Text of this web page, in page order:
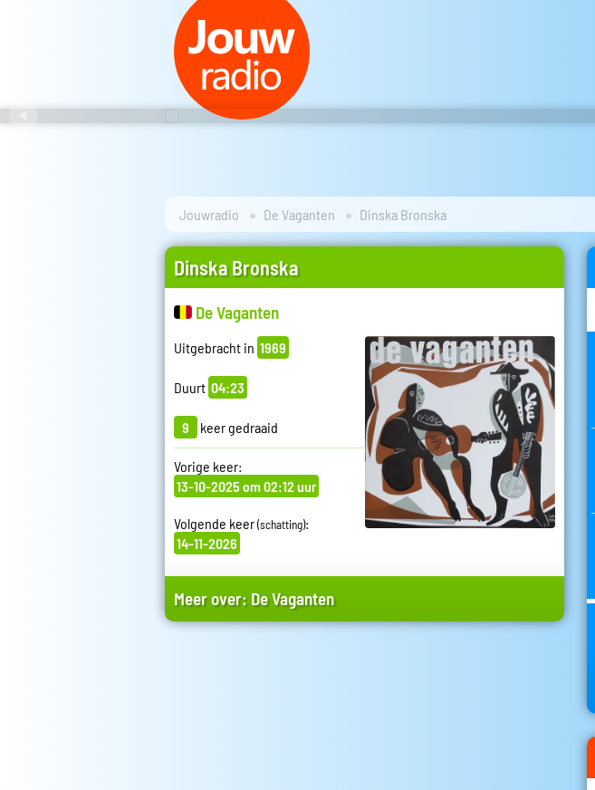
Jouwradio De Vaganten Dinska Bronska
Dinska Bronska
De Vaganten
Uitgebracht in 1969
Duurt 04:23
9 keer gedraaid
Vorige keer:
13-10-2025 om 02:12 uur
Volgende keer(schatting):
14-11-2026
Meer over: De Vaganten